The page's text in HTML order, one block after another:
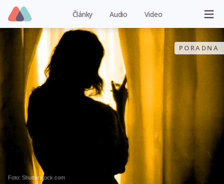
Články Audio Video
PORADNA
Foto: Shutterstock.com